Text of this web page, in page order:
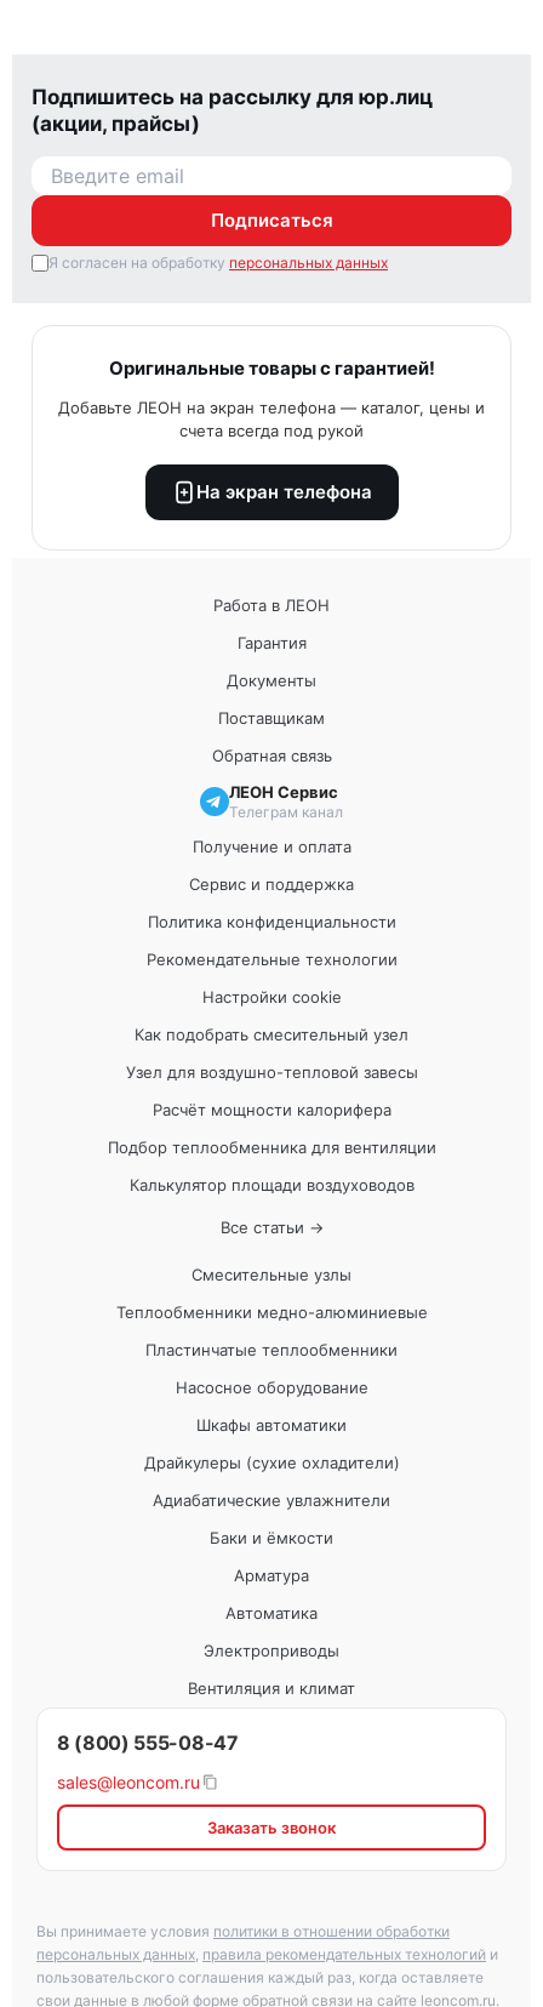
Подпишитесь на рассылку для юр.лиц
(акции, прайсы)
Подписаться
Я согласен на обработку персональных данных
Оригинальные товары с гарантией!
Добавьте ЛЕОН на экран телефона — каталог, цены и
счета всегда под рукой
На экран телефона
Работа в ЛЕОН
Гарантия
Документы
Поставщикам
Обратная связь
ЛЕОН Сервис
Телеграм канал
Получение и оплата
Сервис и поддержка
Политика конфиденциальности
Рекомендательные технологии
Настройки cookie
Как подобрать смесительный узел
Узел для воздушно-тепловой завесы
Расчёт мощности калорифера
Подбор теплообменника для вентиляции
Калькулятор площади воздуховодов
Все статьи →
Смесительные узлы
Теплообменники медно-алюминиевые
Пластинчатые теплообменники
Насосное оборудование
Шкафы автоматики
Драйкулеры (сухие охладители)
Адиабатические увлажнители
Баки и ёмкости
Арматура
Автоматика
Электроприводы
Вентиляция и климат
8 (800) 555-08-47
sales@leoncom.ru
Заказать звонок
Вы принимаете условия политики в отношении обработки
персональных данных, правила рекомендательных технологий и
пользовательского соглашения каждый раз, когда оставляете
свои данные в любой форме обратной связи на сайте leoncom.ru.